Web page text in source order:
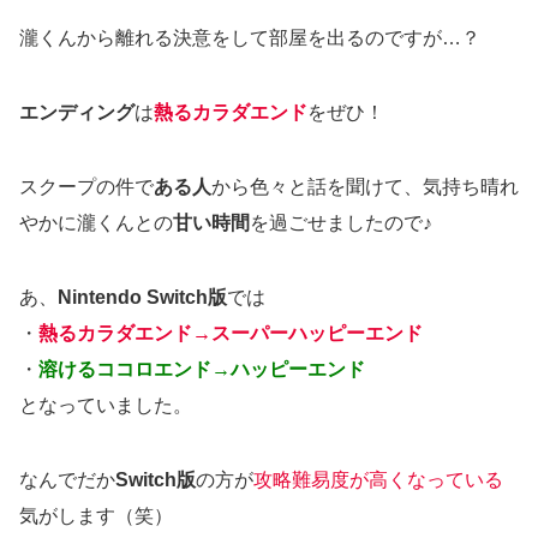
瀧くんから離れる決意をして部屋を出るのですが…？
エンディングは熱るカラダエンドをぜひ！
スクープの件である人から色々と話を聞けて、気持ち晴れ
やかに瀧くんとの甘い時間 を過ごせましたので♪
あ、 Nintendo Switch版では
・ 熱るカラダエンド→スーパーハッピーエンド
・ 溶けるココロエンド→ハッピーエンド
となっていました。
なんでだかSwitch版の方が攻略難易度が高くなっている
気がします（笑）